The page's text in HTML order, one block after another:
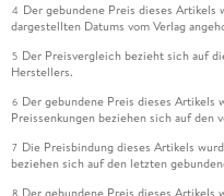
4 Der gebundene Preis dieses
dargestellten Datums vom Verlag
5 Der Preisvergleich bezieht sich auf
Herstellers.
6 Der gebundene Preis dieses Artikels
Preissenkungen beziehen sich auf den
7 Die Preisbindung dieses Artikels
beziehen sich auf den letzten